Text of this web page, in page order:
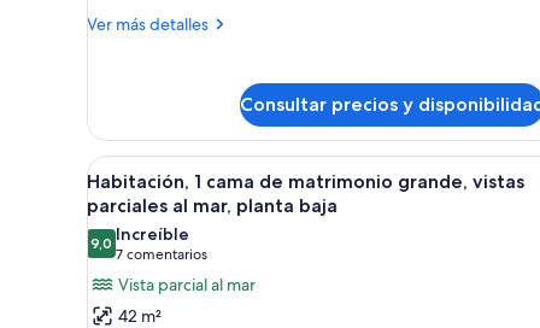
habitación,
(Anacapa)
Ver más detalles
Más
lujo,
habitación,
al
mar
(Anacapa)
Consultar precios y
Abrir
todas
las
fotos
de
Habitación,
Habitación de hotel con una
6
Habitación, 1 cama de matrimonio grande, vistas
parciales al mar, planta baja
9,09,0 de 10
Increíble
7 comentarios
(7 comentarios)
Vista parcial al mar
42 m²